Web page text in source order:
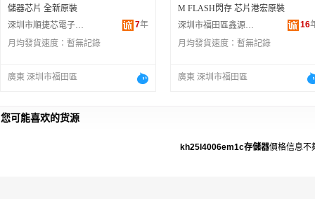
儲器芯片 全新原裝
深圳市順捷芯電子有限公司
7年
月均發貨速度： 暫無記錄
廣東 深圳市福田區
M FLASH閃存 芯片港宏原裝
深圳市福田區鑫源高科電子商行
16
月均發貨速度： 暫無記錄
廣東 深圳市福田區
您可能喜欢的货源
kh25l4006em1c存儲器價格信息不